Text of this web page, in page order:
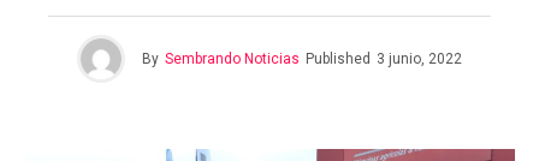
By Sembrando Noticias Published 3 junio, 2022